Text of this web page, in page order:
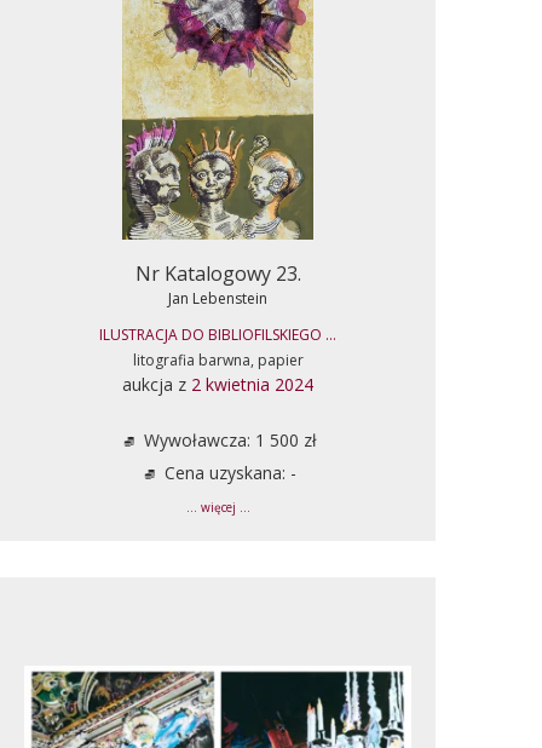
Nr Katalogowy 23.
Jan Lebenstein
ILUSTRACJA DO BIBLIOFILSKIEGO ...
litografia barwna, papier
aukcja z 2 kwietnia 2024
Wywoławcza: 1 500 zł
Cena uzyskana: -
... więcej ...